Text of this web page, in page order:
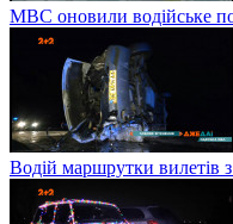
МВС оновили водійське
Водій маршрутки вилетів